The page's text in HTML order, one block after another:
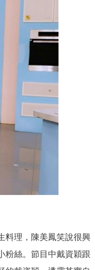
料理，陳美鳳笑說很興
粉絲。節目中戴資穎跟